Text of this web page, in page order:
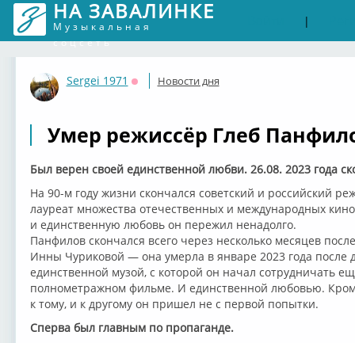
НА ЗАВАЛИНКЕ
Музыкальная
соцсеть
|
Sergei 1971
Оффлайн
Новости дня
Умер режиссёр Глеб
Был верен своей единственной любви. 26.08. 2023 года
На 90-м году жизни скончался советский и российский
лауреат множества отечественных и международных
и единственную любовь он пережил ненадолго.
Панфилов скончался всего через несколько месяцев
Инны Чуриковой — она умерла в январе 2023 года после
единственной музой, с которой он начал сотрудничать
полнометражном фильме. И единственной любовью.
к тому, и к другому он пришел не с первой попытки.
Сперва был главным по пропаганде.